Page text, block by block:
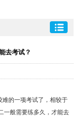
去考试？
的一项考试了，相较于
一般需要练多久，才能去